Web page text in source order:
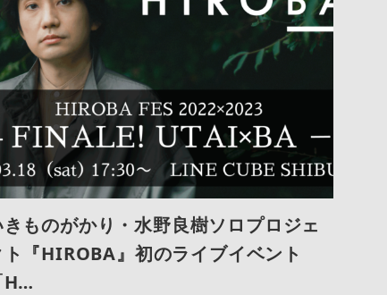
きものがかり・水野良樹ソロプロジェ
ト『HIROBA』初のライブイベント
H…